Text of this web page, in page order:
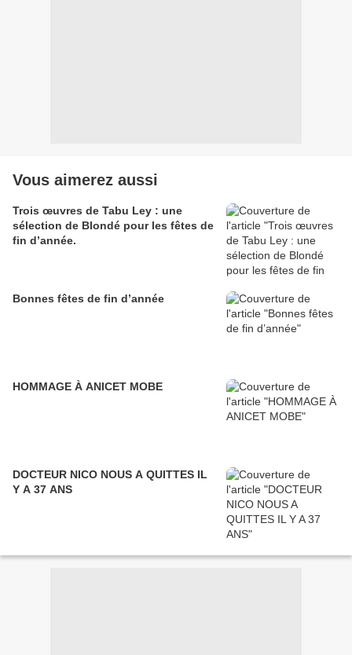
Vous aimerez aussi
Trois œuvres de Tabu Ley : une
sélection de Blondé pour les fêtes de
fin d’année.
Bonnes fêtes de fin d’année
HOMMAGE À ANICET MOBE
DOCTEUR NICO NOUS A QUITTES IL
Y A 37 ANS